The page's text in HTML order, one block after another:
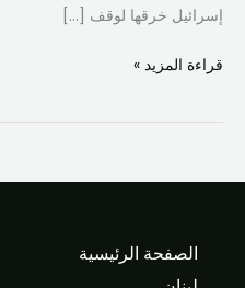
إسرائيل خرقها لوقف […]
قراءة المزيد »
الصفحة الرئيسية